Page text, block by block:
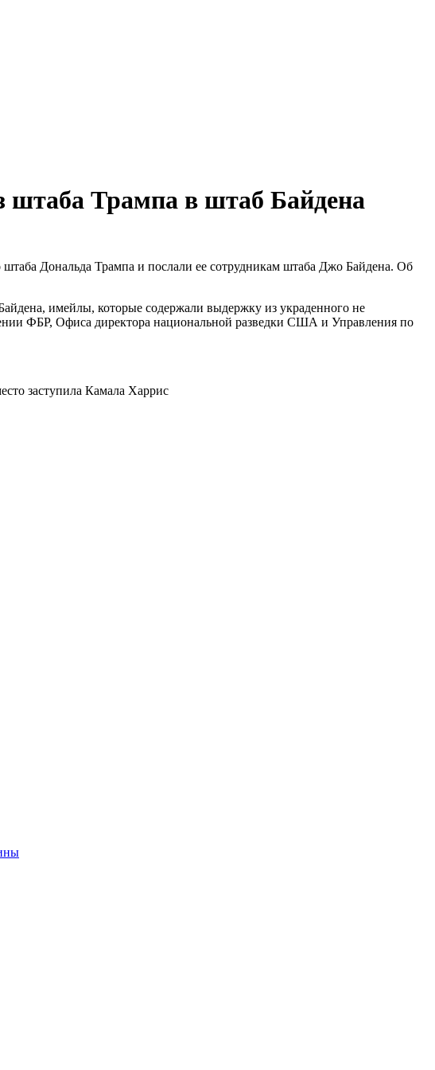
штаба Трампа в штаб Байдена
Дональда Трампа и послали ее сотрудникам штаба Джо Байдена. Об
имейлы, которые содержали выдержку из украденного не
ФБР, Офиса директора национальной разведки США и Управления по
заступила Камала Харрис